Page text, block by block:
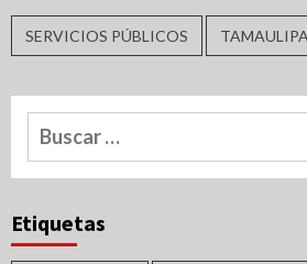
SERVICIOS PÚBLICOS
Buscar:
Etiquetas